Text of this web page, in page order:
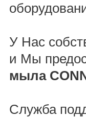
У Нас
и Мы
мыла
Служба